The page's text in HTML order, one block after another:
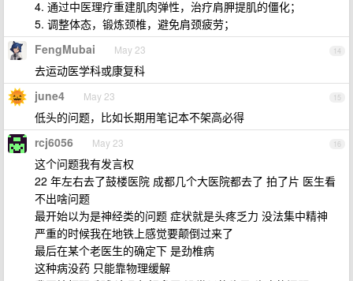
4. 通过中医理疗重建肌肉弹性，治疗肩胛提肌的僵化；
5. 调整体态，锻炼颈椎，避免肩颈疲劳；
14
FengMubai May 23
去运动医学科或康复科
15
june4 May 23
低头的问题，比如长期用笔记本不架高必得
16
rcj6056 May 23
这个问题我有发言权
22 年左右去了鼓楼医院 成都几个大医院都去了 拍了片 医生看
不出啥问题
最开始以为是神经类的问题 症状就是头疼乏力 没法集中精神
严重的时候我在地铁上感觉要颠倒过来了
最后在某个老医生的确定下 是劲椎病
这种病没药 只能靠物理缓解